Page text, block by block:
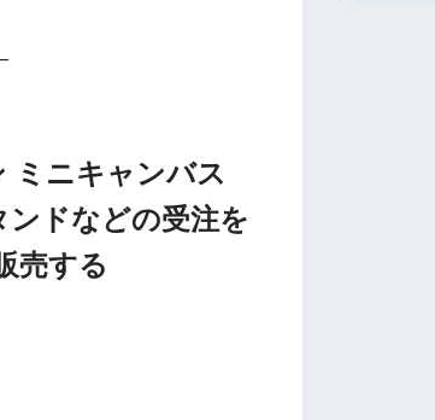
ミニキャンバス
ドなどの受注を
売する